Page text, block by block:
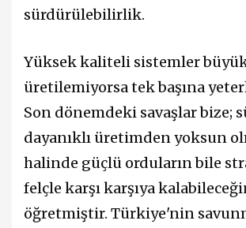
sürdürülebilirlik.
Yüksek kaliteli sistemler
üretilemiyorsa tek başına
Son dönemdeki savaşlar bize;
dayanıklı üretimden yoksun
halinde güçlü orduların bile
felçle karşı karşıya
öğretmiştir. Türkiye'nin